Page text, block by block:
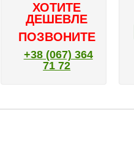
ХОТИТЕ
ДЕШЕВЛЕ
ПОЗВОНИТЕ
+38 (067) 364
71 72